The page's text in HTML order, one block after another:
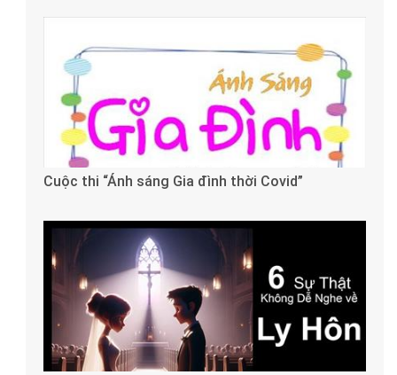
Cuộc thi “Ánh sáng Gia đình thời Covid”